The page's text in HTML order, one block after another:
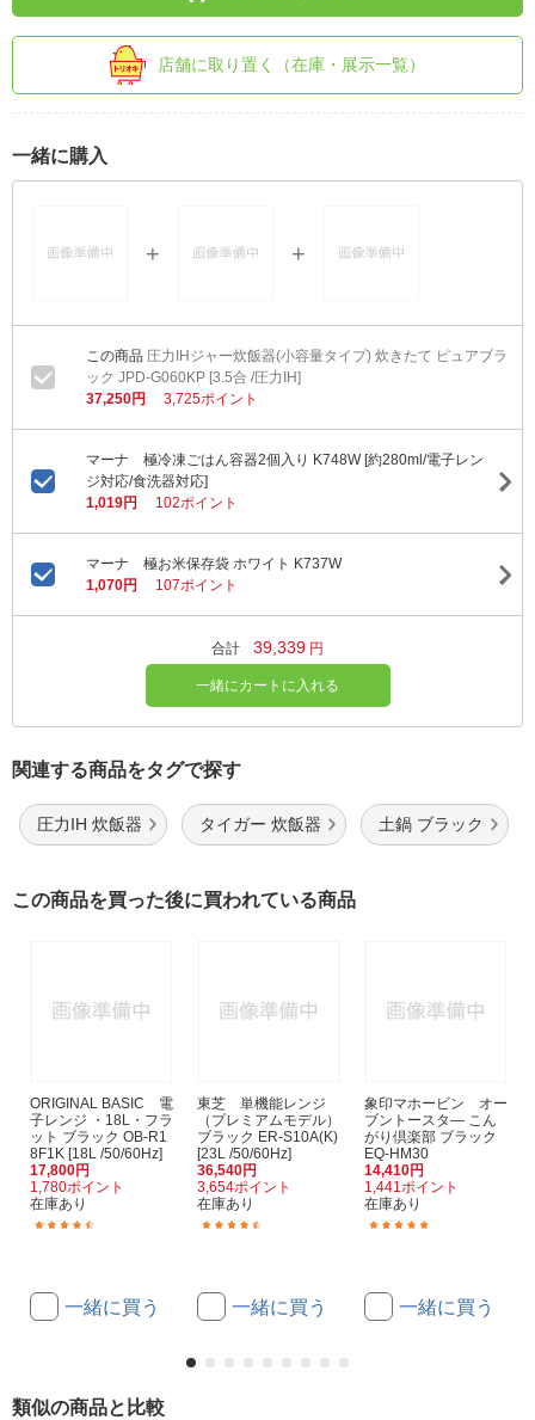
店舗に取り置く（在庫・展示一覧）
一緒に購入
圧力IHジャー炊飯器(小容量タイプ) 炊きたて ピュアブラ
ック JPD-G060KP [3.5合 /圧力IH]
37,250円
3,725ポイント
マーナ 極冷凍ごはん容器2個入り K748W [約280ml/電子レン
ジ対応/食洗器対応]
1,019円
102ポイント
マーナ 極お米保存袋 ホワイト K737W
1,070円
107ポイント
合計 39,339 円
一緒にカートに入れる
関連する商品をタグで探す
圧力IH 炊飯器 タイガー 炊飯器 土鍋 ブラック
この商品を買った後に買われている商品
ORIGINAL BASIC 電
子レンジ ・18L・フラ
ット ブラック OB-R1
8F1K [18L /50/60Hz]
17,800円
1,780ポイント
在庫あり
一緒に買う
東芝 単機能レンジ
（プレミアムモデル）
ブラック ER-S10A(K)
[23L /50/60Hz]
36,540円
3,654ポイント
在庫あり
一緒に買う
象印マホービン オー
ブントースタ― こん
がり倶楽部 ブラック
EQ-HM30
14,410円
1,441ポイント
在庫あり
一緒に買う
類似の商品と比較